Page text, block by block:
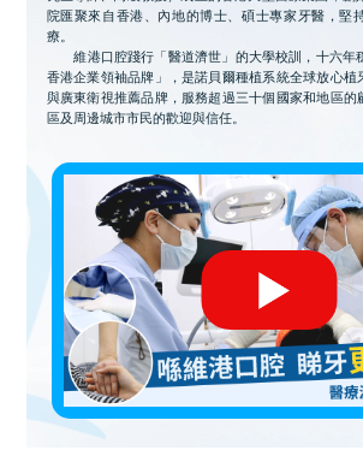
院匯聚來自香港、內地的博士、碩士專家牙醫，堅
療。
維港口腔踐行「醫道濟世」的大學校訓，十六年
香港企業領袖品牌」，是諾貝爾種植系統全球放心植
與廣東衛視推薦品牌，服務超過三十個國家和地區的
區及周邊城市市民的歡迎與信任。